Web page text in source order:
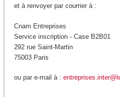
et à renvoyer par courrier à :
Cnam Entreprises
Service inscription - Case B2B01
292 rue Saint-Martin
75003 Paris
ou par e-mail à :